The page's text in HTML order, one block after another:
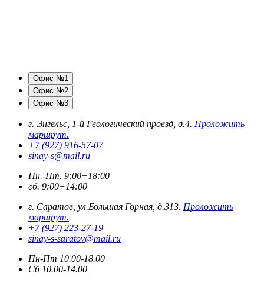
Офис №1
Офис №2
Офис №3
г. Энгельс, 1-й Геологический проезд, д.4. Проложить
маршрут.
+7 (927) 916-57-07
sinay-s@mail.ru
Пн.-Пт. 9:00−18:00
сб. 9:00−14:00
г. Саратов, ул.Большая Горная, д.313. Проложить
маршрут.
+7 (927) 223-27-19
sinay-s-saratov@mail.ru
Пн-Пт 10.00-18.00
Сб 10.00-14.00